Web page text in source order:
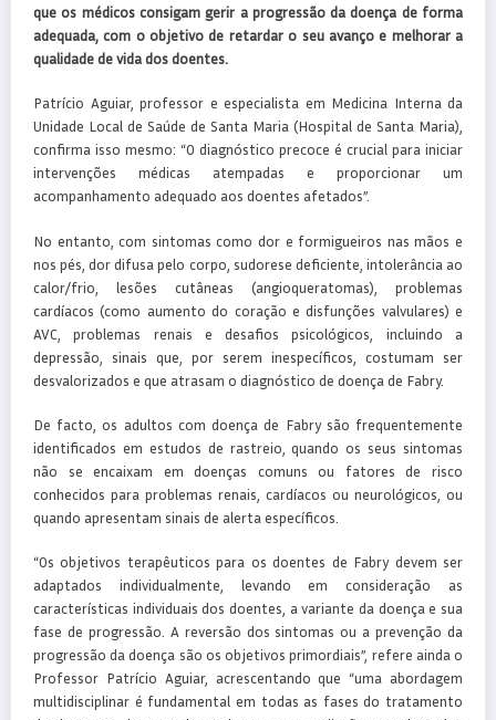
que os médicos consigam gerir a progressão da doença de forma
adequada, com o objetivo de retardar o seu avanço e melhorar a
qualidade de vida dos doentes.
Patrício Aguiar, professor e especialista em Medicina Interna da
Unidade Local de Saúde de Santa Maria (Hospital de Santa Maria),
confirma isso mesmo: “O diagnóstico precoce é crucial para iniciar
intervenções médicas atempadas e proporcionar um
acompanhamento adequado aos doentes afetados”.
No entanto, com sintomas como dor e formigueiros nas mãos e
nos pés, dor difusa pelo corpo, sudorese deficiente, intolerância ao
calor/frio, lesões cutâneas (angioqueratomas), problemas
cardíacos (como aumento do coração e disfunções valvulares) e
AVC, problemas renais e desafios psicológicos, incluindo a
depressão, sinais que, por serem inespecíficos, costumam ser
desvalorizados e que atrasam o diagnóstico de doença de Fabry.
De facto, os adultos com doença de Fabry são frequentemente
identificados em estudos de rastreio, quando os seus sintomas
não se encaixam em doenças comuns ou fatores de risco
conhecidos para problemas renais, cardíacos ou neurológicos, ou
quando apresentam sinais de alerta específicos.
“Os objetivos terapêuticos para os doentes de Fabry devem ser
adaptados individualmente, levando em consideração as
características individuais dos doentes, a variante da doença e sua
fase de progressão. A reversão dos sintomas ou a prevenção da
progressão da doença são os objetivos primordiais”, refere ainda o
Professor Patrício Aguiar, acrescentando que “uma abordagem
multidisciplinar é fundamental em todas as fases do tratamento